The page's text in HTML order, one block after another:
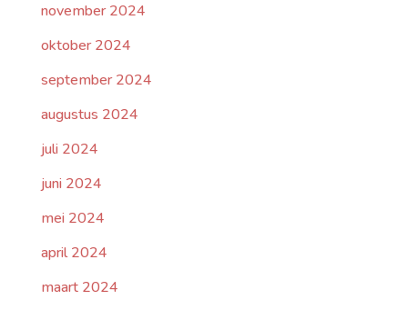
november 2024
oktober 2024
september 2024
augustus 2024
juli 2024
juni 2024
mei 2024
april 2024
maart 2024